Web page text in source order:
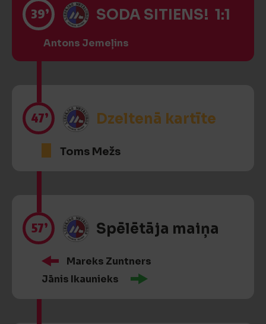
39’ SODA SITIENS! 1:1
Antons Jemeļins
47’ Dzeltenā kartīte
Toms Mežs
57’ Spēlētāja maiņa
Mareks Zuntners
Jānis Ikaunieks